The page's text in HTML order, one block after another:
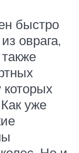
быстро
оврага,
уже